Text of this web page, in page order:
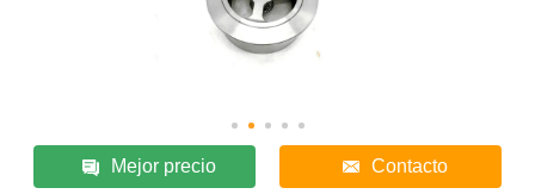
Mejor precio Contacto